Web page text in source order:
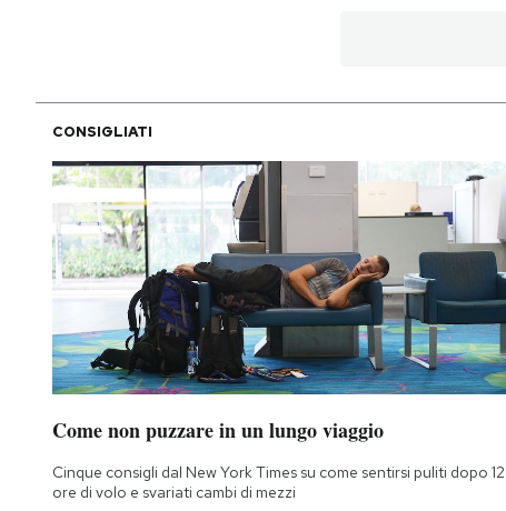
CONSIGLIATI
Come non puzzare in un lungo viaggio
Cinque consigli dal New York Times su come sentirsi puliti dopo 12
ore di volo e svariati cambi di mezzi